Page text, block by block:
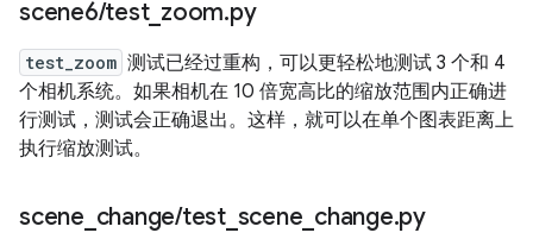
scene6/test_ zoom.py
test_zoom 测试已经过重构，可以更轻松地测试 3 个和 4
个相机系统。如果相机在 10 倍宽高比的缩放范围内正确进
行测试，测试会正确退出。这样，就可以在单个图表距离上
执行缩放测试。
scene change/test_ scene change.py